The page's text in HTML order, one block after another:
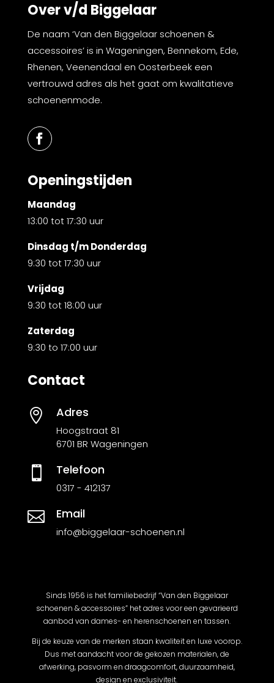
Over v/d Biggelaar
De naam ‘Van den Biggelaar schoenen &
accessoires’ is in Wageningen, Bennekom, Ede,
Rhenen, Veenendaal en Oosterbeek een
vertrouwd adres als het gaat om kwalitatieve
schoenenmode.
Openingstijden
Maandag
13:00 tot 17:30 uur
Dinsdag t/m Donderdag
9:30 tot 17:30 uur
Vrijdag
9:30 tot 18:00 uur
Zaterdag
9:30 to 17:00 uur
Contact
 Adres
Hoogstraat 81
6701 BR Wageningen
 Telefoon
0317 - 412137
 Email
info@biggelaar-schoenen.nl
Sinds 1956 is het familiebedrijf “Van den Biggelaar
schoenen & accessoires” het adres voor een gevarieerd
aanbod van dames- en herenschoenen en tassen.
Bij de keuze van de merken staan kwaliteit en luxe voorop.
Dus met aandacht voor de gekozen materialen, de
afwerking, pasvorm en draagcomfort, duurzaamheid,
design en exclusiviteit.